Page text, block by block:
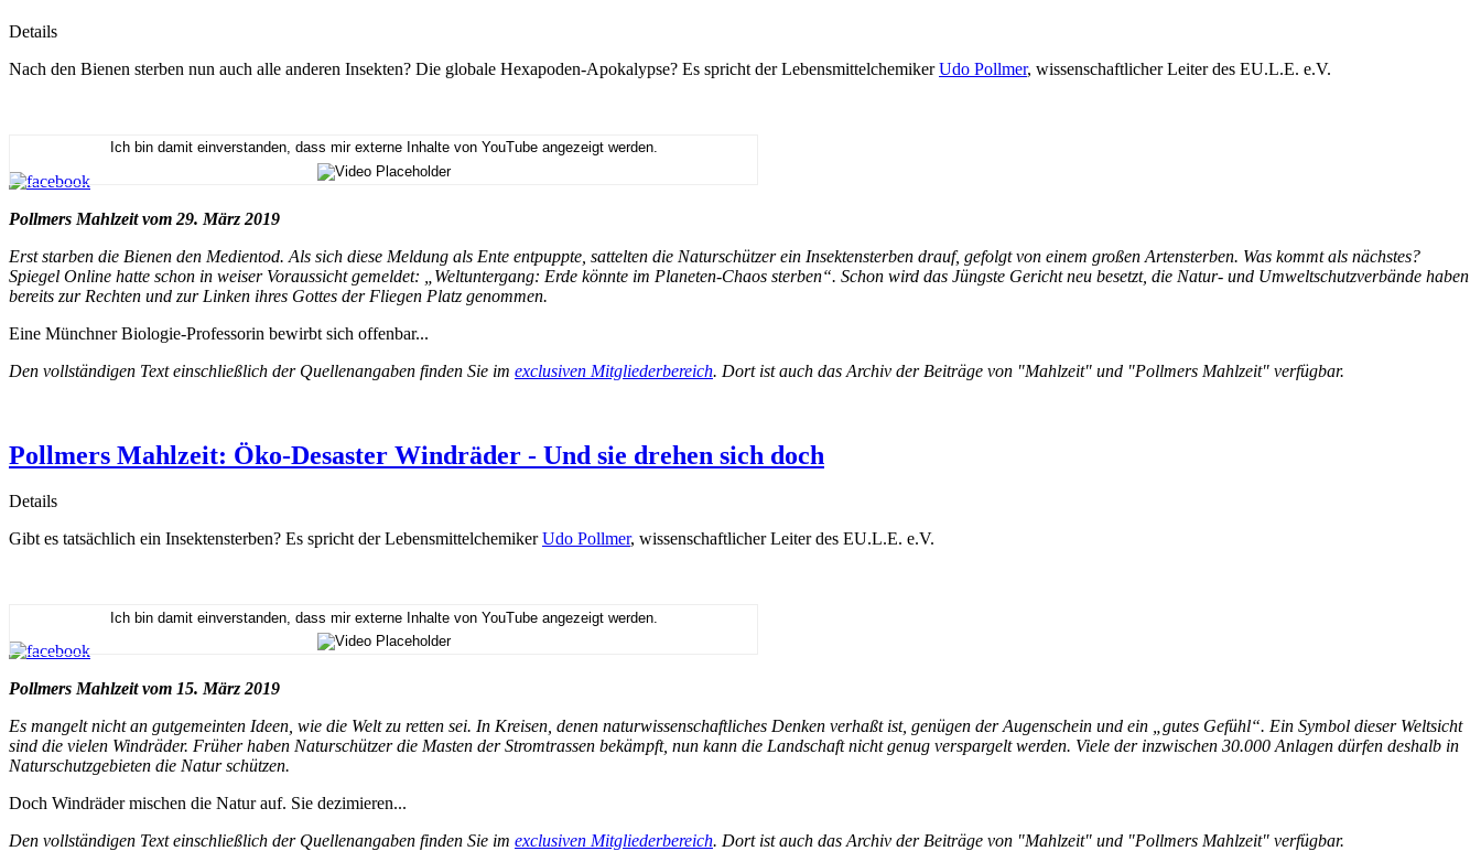
Details
Nach den Bienen sterben nun auch alle anderen Insekten? Die globale Hexapoden-Apokalypse? Es spricht der LebensmittelchemikerUdo Pollmer, wissenschaftlicher Leiter des EU.L.E. e.V.
Ich bin damit einverstanden, dass mir externe Inhalte von YouTube angezeigt werden.
Pollmers Mahlzeit vom 29. März 2019
Erst starben die Bienen den Medientod. Als sich diese Meldung als Ente entpuppte, sattelten die Naturschützer ein Insektensterben drauf, gefolgt von einem großen Artensterben. Was kommt als nächstes?
Spiegel Online hatte schon in weiser Voraussicht gemeldet: „Weltuntergang: Erde könnte im Planeten-Chaos sterben“. Schon wird das Jüngste Gericht neu besetzt, die Natur- und Umweltschutzverbände haben
bereits zur Rechten und zur Linken ihres Gottes der Fliegen Platz genommen.
Eine Münchner Biologie-Professorin bewirbt sich offenbar...
Den vollständigen Text einschließlich der Quellenangaben finden Sie im exclusiven Mitgliederbereich. Dort ist auch das Archiv der Beiträge von "Mahlzeit" und "Pollmers Mahlzeit" verfügbar.
Pollmers Mahlzeit: Öko-Desaster Windräder - Und sie drehen sich doch
Details
Gibt es tatsächlich ein Insektensterben? Es spricht der LebensmittelchemikerUdo Pollmer, wissenschaftlicher Leiter des EU.L.E. e.V.
Ich bin damit einverstanden, dass mir externe Inhalte von YouTube angezeigt werden.
Pollmers Mahlzeit vom 15. März 2019
Es mangelt nicht an gutgemeinten Ideen, wie die Welt zu retten sei. In Kreisen, denen naturwissenschaftliches Denken verhaßt ist, genügen der Augenschein und ein „gutes Gefühl“. Ein Symbol dieser Weltsicht
sind die vielen Windräder. Früher haben Naturschützer die Masten der Stromtrassen bekämpft, nun kann die Landschaft nicht genug verspargelt werden. Viele der inzwischen 30.000 Anlagen dürfen deshalb in
Naturschutzgebieten die Natur schützen.
Doch Windräder mischen die Natur auf. Sie dezimieren...
Den vollständigen Text einschließlich der Quellenangaben finden Sie im exclusiven Mitgliederbereich. Dort ist auch das Archiv der Beiträge von "Mahlzeit" und "Pollmers Mahlzeit" verfügbar.